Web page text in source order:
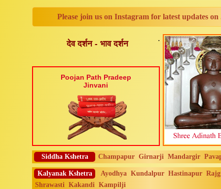
Please join us on Instagram for latest updates
देव दर्शन - भाव दर्शन
Poojan Path Pradeep
Jinvani
.
Siddha Kshetra Champapur Girnarji Mandargir
Kalyanak Kshetra Ayodhya Kundalpur Hastinapur
Shrawasti Kakandi Kampilji